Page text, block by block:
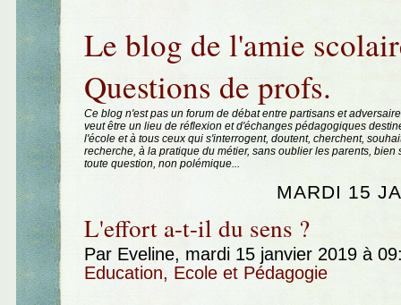
Le blog de l'amie
Questions de profs.
Ce blog n'est pas un forum de débat entre partisans et
veut être un lieu de réflexion et d'échanges pédagogiques
l'école et à tous ceux qui s'interrogent, doutent, cherchent,
recherche, à la pratique du métier, sans oublier les parents, bien
toute question, non polémique...
MARDI 15
L'effort a-t-il du sens ?
Par Eveline, mardi 15 janvier 2019 à
Education, Ecole et Pédagogie